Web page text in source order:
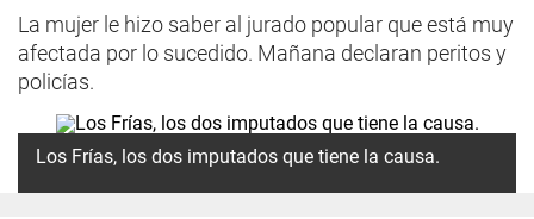
La mujer le hizo saber al jurado popular que está muy
afectada por lo sucedido. Mañana declaran peritos y
policías.
Los Frías, los dos imputados que tiene la causa.